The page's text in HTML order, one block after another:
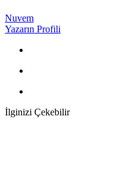
Nuvem
Yazarın Profili
İlginizi Çekebilir